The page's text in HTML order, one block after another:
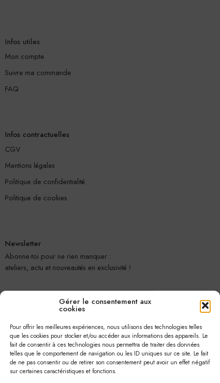
Gérer le consentement aux
cookies
Pour offrir les meilleures expériences, nous utilisons des technologies telles
que les cookies pour stocker et/ou accéder aux informations des appareils. Le
fait de consentir à ces technologies nous permettra de traiter des données
telles que le comportement de navigation ou les ID uniques sur ce site. Le fait
de ne pas consentir ou de retirer son consentement peut avoir un effet négatif
sur certaines caractéristiques et fonctions.
Infos utiles
Mon compte
Suivre ma commande
FAQ
Infos contractuelles
CGV
Mentions légales
Politique de confidentialité
Politique de cookies
Newsletter
Abonne-toi pour ne rien manquer :
ateliers, actu et nouveautés en exclusivité !
Je m'abonne